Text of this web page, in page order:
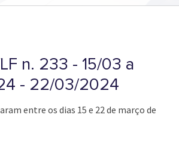
n. 233 - 15/03 a
- 22/03/2024
entre os dias 15 e 22 de março de